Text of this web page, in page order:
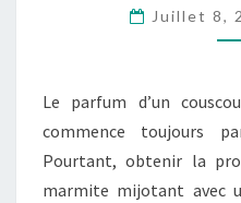
Juillet 8,
Le parfum d’un
commence toujours
Pourtant, obtenir la
marmite mijotant avec